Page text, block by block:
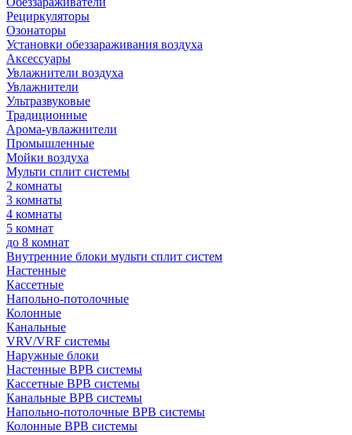
Рециркуляторы
Озонаторы
Установки обеззараживания воздуха
Аксессуары
Увлажнители воздуха
Увлажнители
Ультразвуковые
Традиционные
Арома-увлажнители
Промышленные
Мойки воздуха
Мульти сплит системы
2 комнаты
3 комнаты
4 комнаты
5 комнат
до 8 комнат
Внутренние блоки мульти сплит систем
Настенные
Кассетные
Напольно-потолочные
Колонные
Канальные
VRV/VRF системы
Наружные блоки
Настенные ВРВ системы
Кассетные ВРВ системы
Канальные ВРВ системы
Напольно-потолочные ВРВ системы
Колонные ВРВ системы